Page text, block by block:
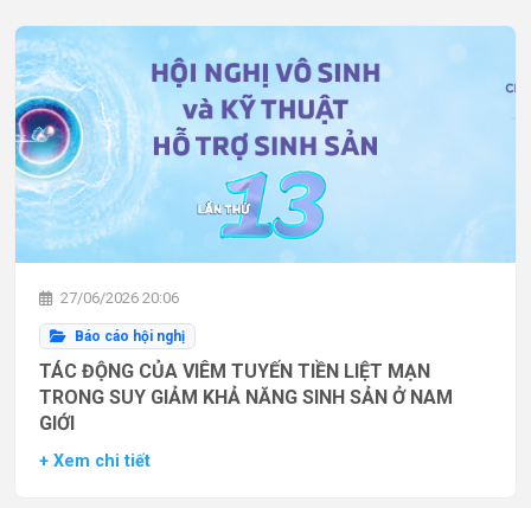
27/06/2026 20:06
Báo cáo hội nghị
TÁC ĐỘNG CỦA VIÊM TUYẾN TIỀN LIỆT MẠN
TRONG SUY GIẢM KHẢ NĂNG SINH SẢN Ở NAM
GIỚI
+ Xem chi tiết